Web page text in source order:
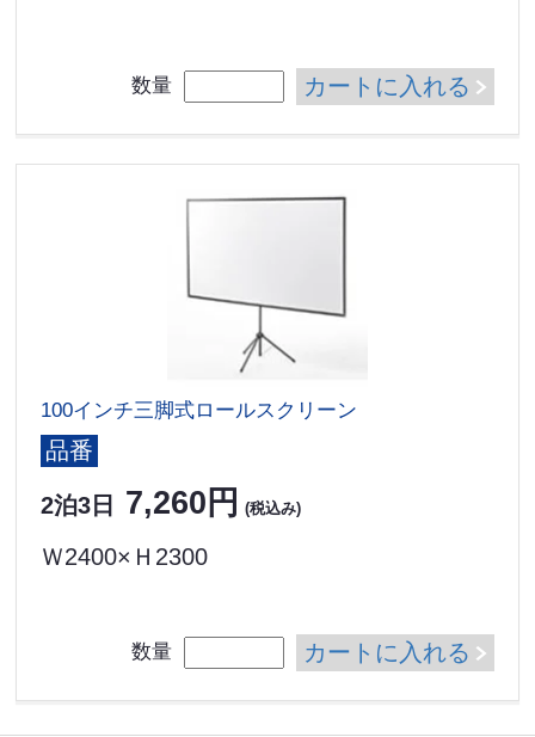
数量 カートに入れる
100インチ三脚式ロールスクリーン
品番
2泊3日 7,260円 (税込み)
Ｗ2400×Ｈ2300
数量 カートに入れる